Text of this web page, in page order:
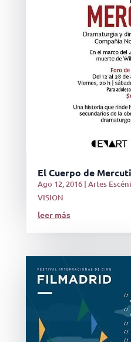
El Cuerpo de
Ago 12, 2016| Artes
VISION
leer más